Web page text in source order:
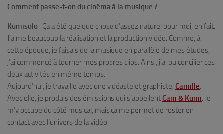
Comment passe-t-on du cinéma à la musique ?
Kumisolo : Ça a été quelque chose d’assez naturel pour moi, en fait.
J’aime beaucoup la réalisation et la production vidéo. Comme, à
cette époque, je faisais de la musique en parallèle de mes études,
j’ai commencé à tourner mes propres clips. Ainsi, j’ai pu concilier ces
deux activités en même temps.
Aujourd’hui, je travaille avec une vidéaste et graphiste, Camille.
Avec elle, je produis des émissions qui s’appellentCam & Kumi. Je
m’y occupe du côté musical, mais ça me permet de rester en
contact avec l’univers de la vidéo.